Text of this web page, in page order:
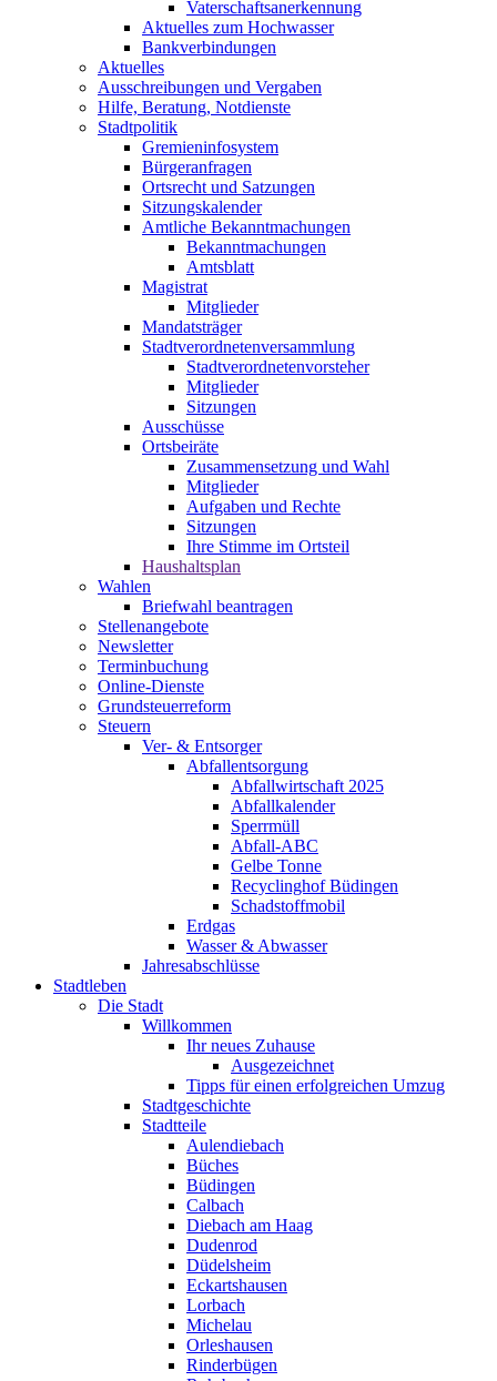
Vaterschaftsanerkennung
Aktuelles zum Hochwasser
Bankverbindungen
Aktuelles
Ausschreibungen und Vergaben
Hilfe, Beratung, Notdienste
Stadtpolitik
Gremieninfosystem
Bürgeranfragen
Ortsrecht und Satzungen
Sitzungskalender
Amtliche Bekanntmachungen
Bekanntmachungen
Amtsblatt
Magistrat
Mitglieder
Mandatsträger
Stadtverordnetenversammlung
Stadtverordnetenvorsteher
Mitglieder
Sitzungen
Ausschüsse
Ortsbeiräte
Zusammensetzung und Wahl
Mitglieder
Aufgaben und Rechte
Sitzungen
Ihre Stimme im Ortsteil
Haushaltsplan
Wahlen
Briefwahl beantragen
Stellenangebote
Newsletter
Terminbuchung
Online-Dienste
Grundsteuerreform
Steuern
Ver- & Entsorger
Abfallentsorgung
Abfallwirtschaft 2025
Abfallkalender
Sperrmüll
Abfall-ABC
Gelbe Tonne
Recyclinghof Büdingen
Schadstoffmobil
Erdgas
Wasser & Abwasser
Jahresabschlüsse
Stadtleben
Die Stadt
Willkommen
Ihr neues Zuhause
Ausgezeichnet
Tipps für einen erfolgreichen Umzug
Stadtgeschichte
Stadtteile
Aulendiebach
Büches
Büdingen
Calbach
Diebach am Haag
Dudenrod
Düdelsheim
Eckartshausen
Lorbach
Michelau
Orleshausen
Rinderbügen